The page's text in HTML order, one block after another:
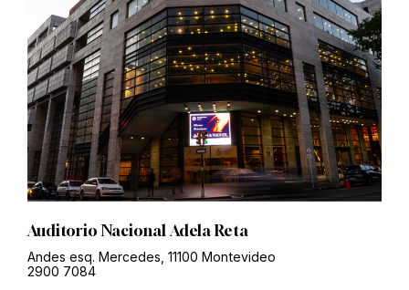
Auditorio Nacional Adela Reta
Andes esq. Mercedes, 11100 Montevideo
2900 7084